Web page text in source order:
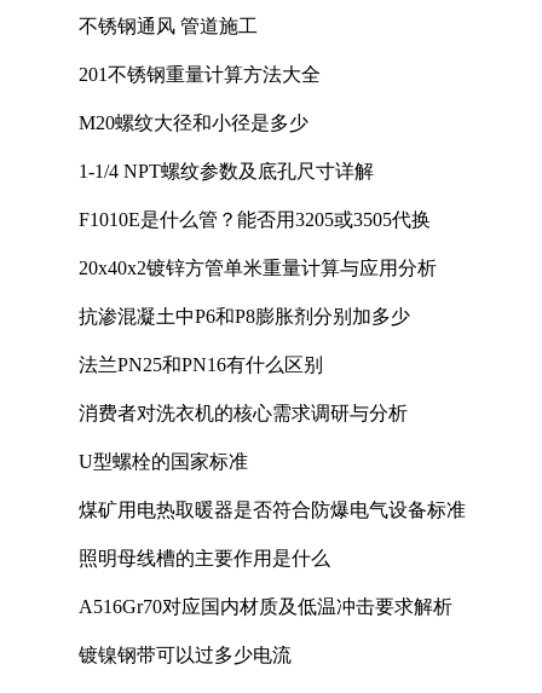
不锈钢通风 管道施工
201不锈钢重量计算方法大全
M20螺纹大径和小径是多少
1-1/4 NPT螺纹参数及底孔尺寸详解
F1010E是什么管？能否用3205或3505代换
20x40x2镀锌方管单米重量计算与应用分析
抗渗混凝土中P6和P8膨胀剂分别加多少
法兰PN25和PN16有什么区别
消费者对洗衣机的核心需求调研与分析
U型螺栓的国家标准
煤矿用电热取暖器是否符合防爆电气设备标准
照明母线槽的主要作用是什么
A516Gr70对应国内材质及低温冲击要求解析
镀镍钢带可以过多少电流